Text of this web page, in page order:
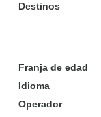
Destinos
Franja de edad
Idioma
Operador